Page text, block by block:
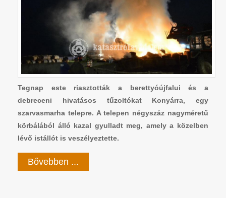
Tegnap este riasztották a berettyóújfalui és a
debreceni hivatásos tűzoltókat Konyárra, egy
szarvasmarha telepre. A telepen négyszáz nagyméretű
körbálából álló kazal gyulladt meg, amely a közelben
lévő istállót is veszélyeztette.
Bővebben ...